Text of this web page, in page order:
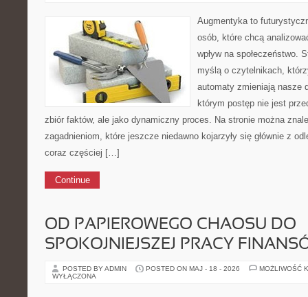
Augmentyka to
osób, które chcą
wpływ na społeczeństwo.
myślą o czytelnikach,
automaty zmieniają nasze
którym postęp nie jest
zbiór faktów, ale jako dynamiczny proces. Na stronie można
zagadnieniom, które jeszcze niedawno kojarzyły się głównie z
coraz częściej […]
Continue
OD PAPIEROWEGO CHAOSU DO
SPOKOJNIEJSZEJ PRACY
POSTED BY ADMIN POSTED ON MAJ - 18 - 2026
MOŻLIWOŚĆ
WYŁĄCZONA